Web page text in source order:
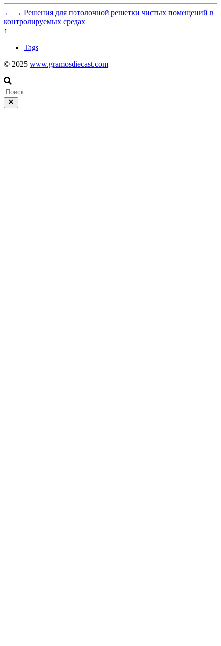
← → Решения для потолочной решетки чистых помещений в
контролируемых средах
↑
Tags
© 2025 www.gramosdiecast.com